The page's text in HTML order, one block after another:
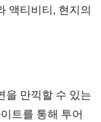
액티비티, 현지의
을 만끽할 수 있는
트를 통해 투어